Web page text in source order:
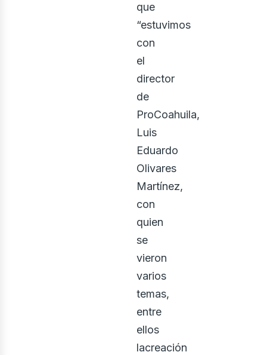
que
“estuvimos
con
el
director
de
ProCoahuila,
Luis
Eduardo
Olivares
Martínez,
con
quien
se
vieron
varios
temas,
entre
ellos
lacreación